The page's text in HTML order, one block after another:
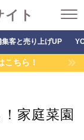
ト
集客と売り上げUP
こちら！
家庭菜園